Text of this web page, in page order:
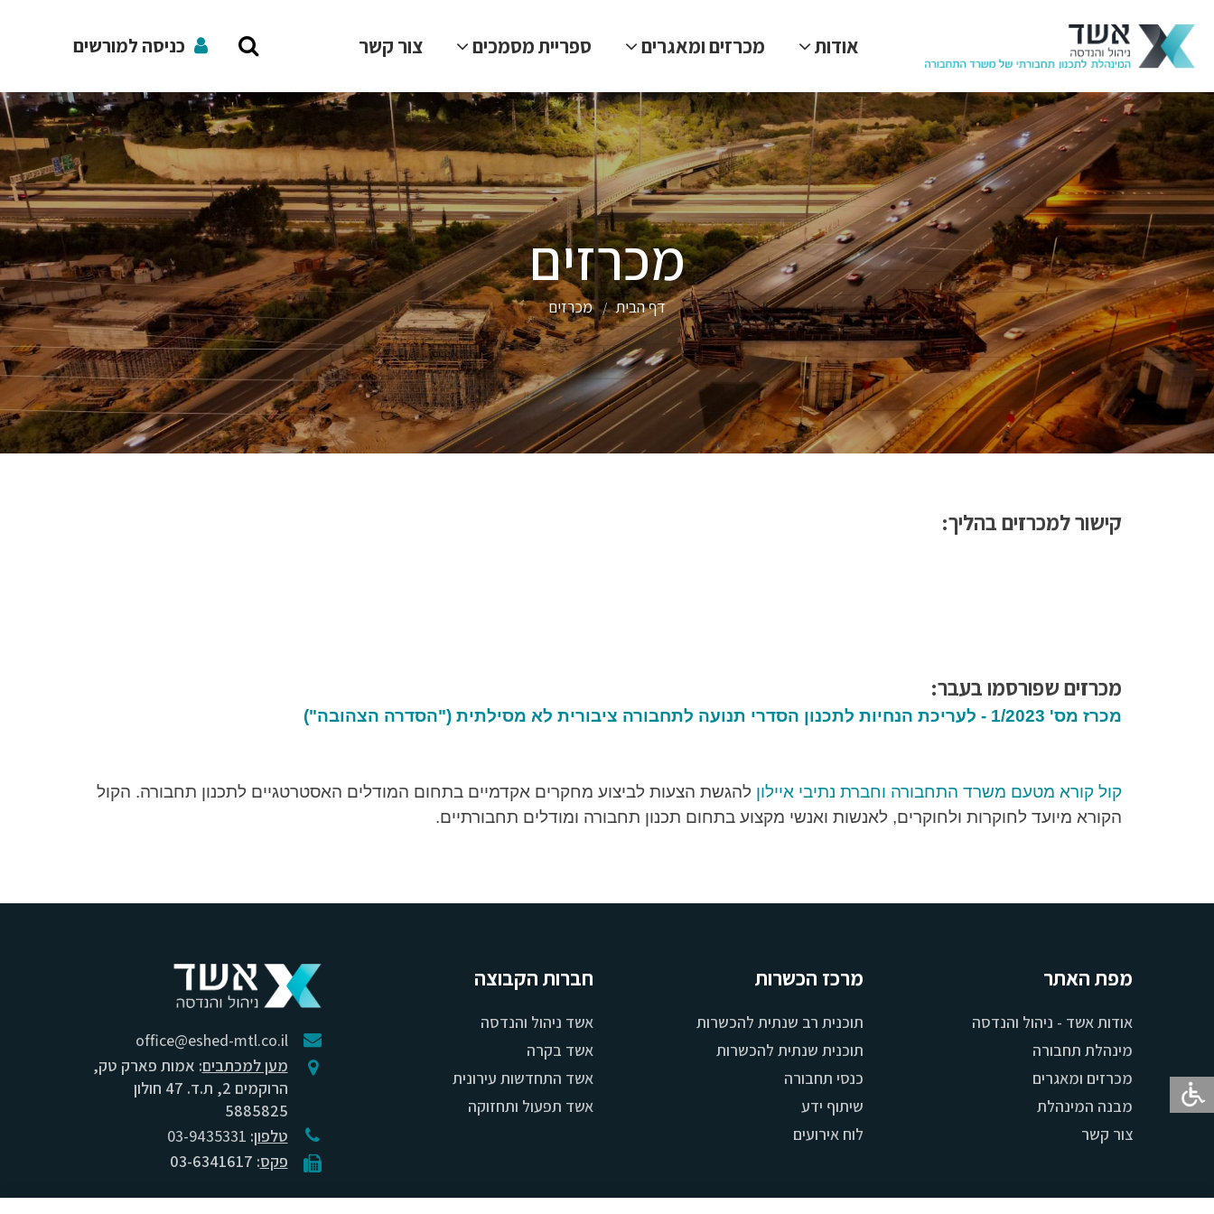
אודות מכרזים ומאגרים ספריית מסמכים צור קשר כניסה למורשים
מכרזים
דף הבית מכרזים
קישור למכרזים בהליך:
מכרזים שפורסמו בעבר:
מכרז מס' 1/2023 - לעריכת הנחיות לתכנון הסדרי תנועה לתחבורה ציבורית לא מסילתית ("הסדרה הצהובה")
קול קורא מטעם משרד התחבורה וחברת נתיבי איילון להגשת הצעות לביצוע מחקרים אקדמיים בתחום המודלים האסטרטגיים לתכנון תחבורה. הקול
הקורא מיועד לחוקרות ולחוקרים, לאנשות ואנשי מקצוע בתחום תכנון תחבורה ומודלים תחבורתיים.
מפת האתר
אודות אשד - ניהול והנדסה
מינהלת תחבורה
מכרזים ומאגרים
מבנה המינהלת
צור קשר
מרכז הכשרות
תוכנית רב שנתית להכשרות
תוכנית שנתית להכשרות
כנסי תחבורה
שיתוף ידע
לוח אירועים
חברות הקבוצה
אשד ניהול והנדסה
אשד בקרה
אשד התחדשות עירונית
אשד תפעול ותחזוקה
office@eshed-mtl.co.il
מען למכתבים: אמות פארק טק,
הרוקמים 2, ת.ד. 47 חולון
5885825
טלפון:
03-9435331
פקס: 03-6341617